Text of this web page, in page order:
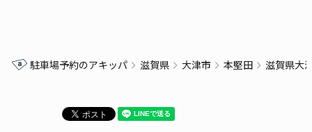
駐車場予約のアキッパ 滋賀県 大津市 本堅田 滋賀県大